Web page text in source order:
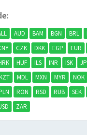
AUD BAM BGN BRL
CZK DKK EGP EUR
HUF ILS INR ISK
MDL MXN MYR NOK
RON RSD RUB SEK
ZAR